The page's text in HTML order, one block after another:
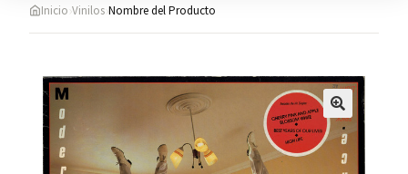
Inicio›Vinilos›Nombre del Producto